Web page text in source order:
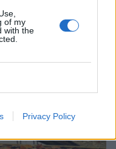
of my
with the
Privacy Policy